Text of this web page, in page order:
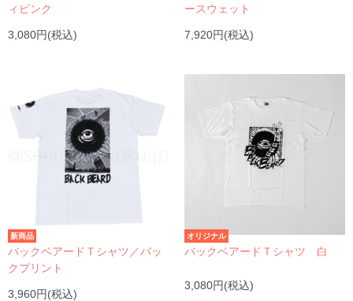
ィピンク
3,080円(税込)
ースウェット
7,920円(税込)
新商品
バックベアードＴシャツ／バッ
クプリント
3,960円(税込)
オリジナル
バックベアードＴシャツ 白
3,080円(税込)